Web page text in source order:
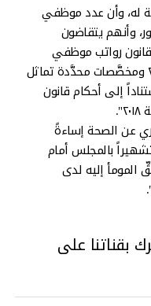
له، وأن عدد موظفي
وأنهم يتقاضون
رواتب موظفي
الدولة والقطاع العام رقم ٢٢ لسنة ٢٠٠٨ ومخصَّصات محدَّدة تماثل
إلى أحكام قانون
عن الصحة إساءةً
بالمجلس أمام
المومأ إليه لدى
بقناتنا على